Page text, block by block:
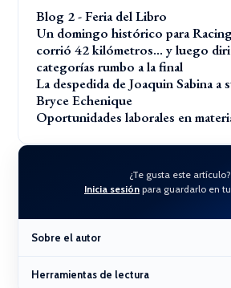
Blog 2 - Feria del Libro
Un domingo histórico para
corrió 42 kilómetros… y luego
categorías rumbo a la final
La despedida de Joaquin Sabina
Bryce Echenique
Oportunidades laborales en
¿Te gusta este artículo?
Inicia sesión para guardarlo en
Sobre el autor
Herramientas de lectura